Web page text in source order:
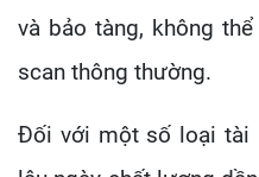
và bảo tàng, không
scan thông thường.
Đối với một số loại tài